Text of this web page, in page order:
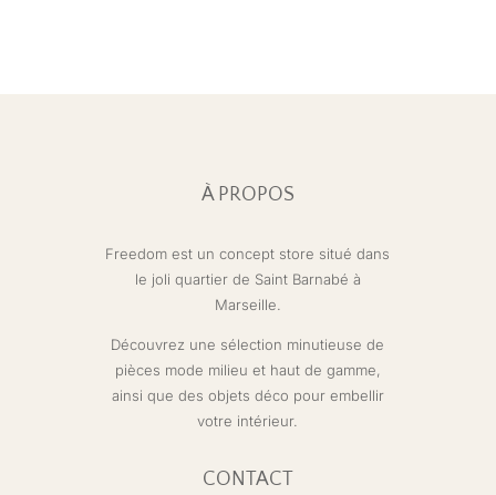
À PROPOS
Freedom est un concept store situé dans
le joli quartier de Saint Barnabé à
Marseille.
Découvrez une sélection minutieuse de
pièces mode milieu et haut de gamme,
ainsi que des objets déco pour embellir
votre intérieur.
CONTACT